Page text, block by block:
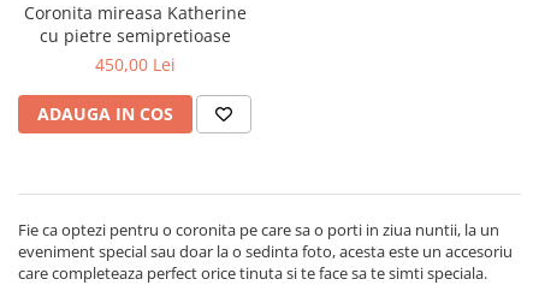
Crinoline
Voaluri
Coronite
Coronita mireasa Katherine
cu pietre semipretioase
450,00 Lei
ADAUGA IN COS
Fie ca optezi pentru o coronita pe care sa o porti in ziua nuntii, la un
eveniment special sau doar la o sedinta foto, acesta este un accesoriu
care completeaza perfect orice tinuta si te face sa te simti speciala.